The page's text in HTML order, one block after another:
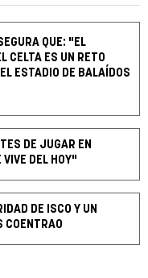
QUE: "EL
CELTA ES UN RETO
ESTADIO DE BALAÍDOS
DE JUGAR EN
DEL HOY"
DE ISCO Y UN
COENTRAO